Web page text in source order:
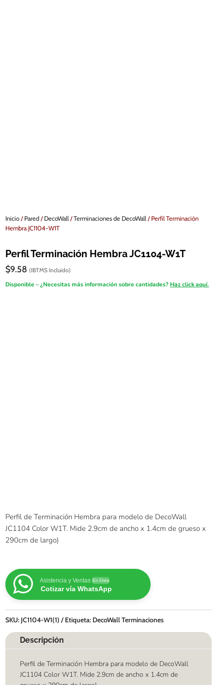
Inicio/Pared/DecoWall /Terminaciones de DecoWall / Perfil Terminación
Hembra JC1104-W1T
Perfil Terminación Hembra JC1104-W1T
$9.58 (IBTMS Incluido)
Disponible – ¿Necesitas más información sobre cantidades? Haz click aquí.
Perfil de Terminación Hembra para modelo de DecoWall
JC1104 Color W1T. Mide 2.9cm de ancho x 1.4cm de grueso x
290cm de largo)
Asistencia y Ventas En línea
Cotizar vía WhatsApp
SKU: JC1104-W1(1) Etiqueta: DecoWall Terminaciones
Descripción
Perfil de Terminación Hembra para modelo de DecoWall
JC1104 Color W1T. Mide 2.9cm de ancho x 1.4cm de